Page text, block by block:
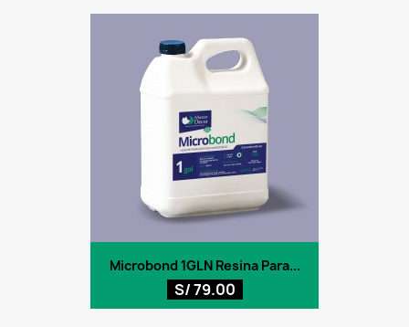
Microbond 1GLN Resina Para...
S/ 79.00